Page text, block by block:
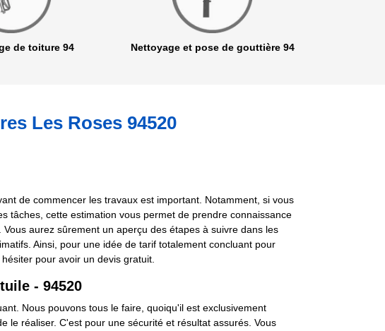
de toiture 94 Nettoyage et pose de gouttière 94
Les Roses 94520
de commencer les travaux est important. Notamment, si vous
tâches, cette estimation vous permet de prendre connaissance
aurez sûrement un aperçu des étapes à suivre dans les
Ainsi, pour une idée de tarif totalement concluant pour
pour avoir un devis gratuit.
- 94520
Nous pouvons tous le faire, quoiqu'il est exclusivement
le réaliser. C'est pour une sécurité et résultat assurés. Vous